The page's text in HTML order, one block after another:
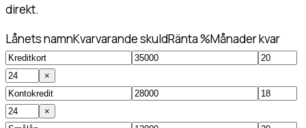
direkt.
Lånets namnKvarvarande skuldRänta %Månader kvar
×
×